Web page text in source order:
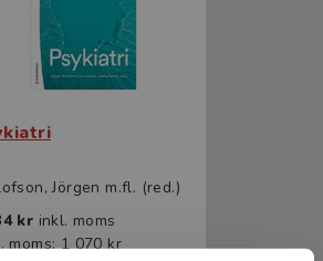
Jörgen m.fl. (red.)
kr inkl. moms
moms: 1 070 kr